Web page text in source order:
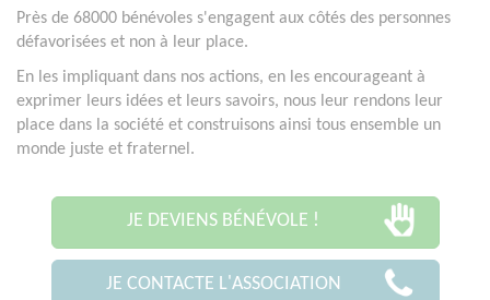
Près de 68000 bénévoles s'engagent aux côtés des personnes
défavorisées et non à leur place.
En les impliquant dans nos actions, en les encourageant à
exprimer leurs idées et leurs savoirs, nous leur rendons leur
place dans la société et construisons ainsi tous ensemble un
monde juste et fraternel.
JE DEVIENS BÉNÉVOLE !
JE CONTACTE L'ASSOCIATION